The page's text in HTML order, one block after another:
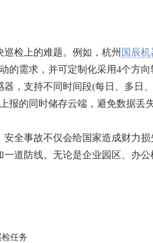
检上的难题。例如，杭州 国辰机
的需求，并可定制化采用4个方
，支持不同时间段(每日、多
报的同时储存云端，避免数据
全事故不仅会给国家造成财力
道防线。无论是企业园区、办
任务